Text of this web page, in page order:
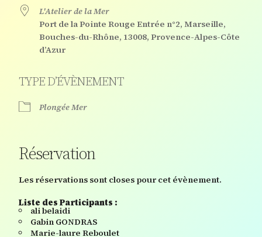
L'Atelier de la Mer
Port de la Pointe Rouge Entrée n°2, Marseille,
Bouches-du-Rhône, 13008, Provence-Alpes-Côte
d’Azur
TYPE D’ÉVÈNEMENT
Plongée Mer
Réservation
Les réservations sont closes pour cet évènement.
Liste des Participants :
ali belaidi
Gabin GONDRAS
Marie-laure Reboulet